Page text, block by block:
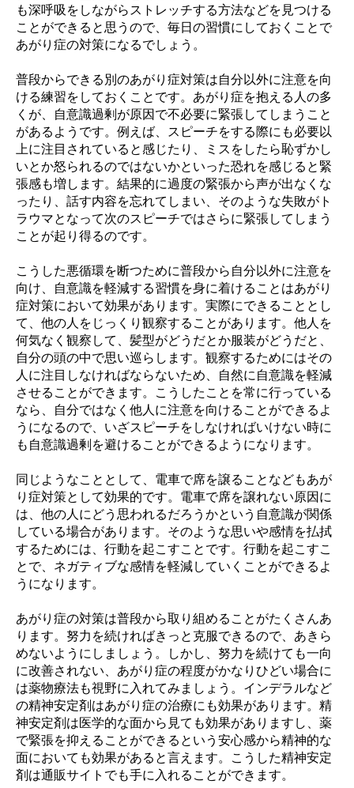
も深呼吸をしながらストレッチする方法などを見つける
ことができると思うので、毎日の習慣にしておくことで
あがり症の対策になるでしょう。
普段からできる別のあがり症対策は自分以外に注意を向
ける練習をしておくことです。あがり症を抱える人の多
くが、自意識過剰が原因で不必要に緊張してしまうこと
があるようです。例えば、スピーチをする際にも必要以
上に注目されていると感じたり、ミスをしたら恥ずかし
いとか怒られるのではないかといった恐れを感じると緊
張感も増します。結果的に過度の緊張から声が出なくな
ったり、話す内容を忘れてしまい、そのような失敗がト
ラウマとなって次のスピーチではさらに緊張してしまう
ことが起り得るのです。
こうした悪循環を断つために普段から自分以外に注意を
向け、自意識を軽減する習慣を身に着けることはあがり
症対策において効果があります。実際にできることとし
て、他の人をじっくり観察することがあります。他人を
何気なく観察して、髪型がどうだとか服装がどうだと、
自分の頭の中で思い巡らします。観察するためにはその
人に注目しなければならないため、自然に自意識を軽減
させることができます。こうしたことを常に行っている
なら、自分ではなく他人に注意を向けることができるよ
うになるので、いざスピーチをしなければいけない時に
も自意識過剰を避けることができるようになります。
同じようなこととして、電車で席を譲ることなどもあが
り症対策として効果的です。電車で席を譲れない原因に
は、他の人にどう思われるだろうかという自意識が関係
している場合があります。そのような思いや感情を払拭
するためには、行動を起こすことです。行動を起こすこ
とで、ネガティブな感情を軽減していくことができるよ
うになります。
あがり症の対策は普段から取り組めることがたくさんあ
ります。努力を続ければきっと克服できるので、あきら
めないようにしましょう。しかし、努力を続けても一向
に改善されない、あがり症の程度がかなりひどい場合に
は薬物療法も視野に入れてみましょう。インデラルなど
の精神安定剤はあがり症の治療にも効果があります。精
神安定剤は医学的な面から見ても効果がありますし、薬
で緊張を抑えることができるという安心感から精神的な
面においても効果があると言えます。こうした精神安定
剤は通販サイトでも手に入れることができます。